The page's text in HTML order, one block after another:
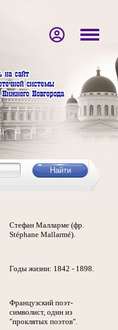
Стефан Малларме (фр.
Stéphane Mallarmé).
Годы жизни: 1842 - 1898.
Французский поэт-
символист, один из
"проклятых поэтов".